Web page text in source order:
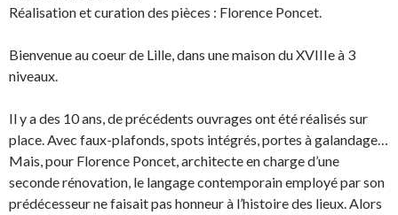
Réalisation et curation des pièces : Florence Poncet.
Bienvenue au coeur de Lille, dans une maison du XVIIIe à 3
niveaux.
Il y a des 10 ans, de précédents ouvrages ont été réalisés sur
place. Avec faux-plafonds, spots intégrés, portes à galandage…
Mais, pour Florence Poncet, architecte en charge d’une
seconde rénovation, le langage contemporain employé par son
prédécesseur ne faisait pas honneur à l’histoire des lieux. Alors